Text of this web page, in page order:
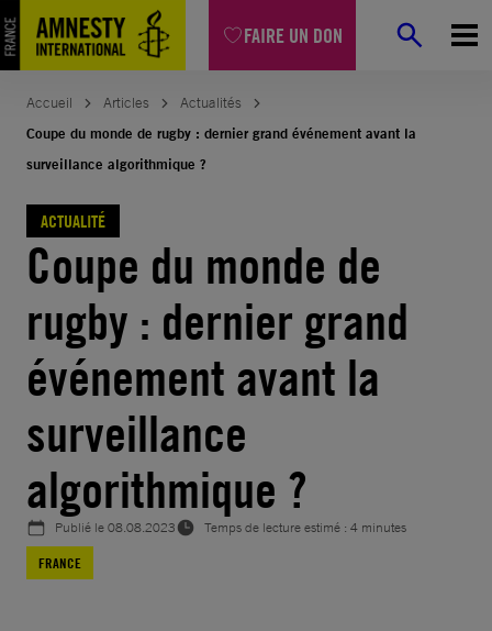
FAIRE UN DON
Aller
au
contenu
Accueil Articles
Actualités
Coupe du monde de rugby : dernier grand événement avant la
surveillance algorithmique ?
ACTUALITÉ
Coupe du monde de
rugby : dernier grand
événement avant la
surveillance
algorithmique ?
Publié le08.08.2023
Temps de lecture estimé : 4 minutes
FRANCE